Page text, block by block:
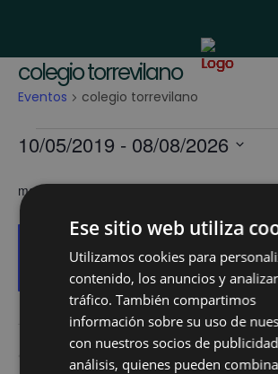
colegio torrevilano
Eventos colegio torrevilano
Eventos
10/05/2019 - 08/08/2026
la
mayo 2019
VIII CROSS DEL TORREVILANO
Eventos
anterior(es) Hoy
Ese sitio web utiliza
Utilizamos cookies para
contenido, los anuncios y
tráfico. También compartimos
información sobre su uso de
con nuestros socios de
análisis, quienes pueden